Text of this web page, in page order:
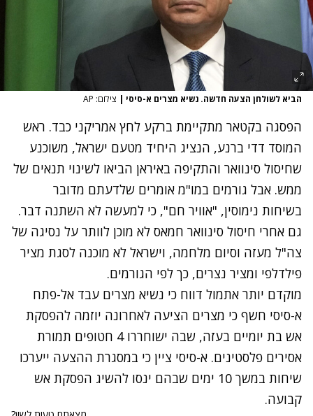
הביא לשולחן הצעה חדשה. נשיא מצרים א-סיסי | צילום: AP
הפסגה בקטאר מתקיימת ברקע לחץ אמריקני כבד. ראש
המוסד דדי ברנע, הנציג היחיד מטעם ישראל, משוכנע
שחיסול סינוואר והתקיפה באיראן הביאו לשינוי תנאים של
ממש. אבל גורמים במו"מ אומרים שלדעתם מדובר
בשיחות נימוסין, "אוויר חם", כי למעשה לא השתנה דבר.
גם אחרי חיסול סינוואר חמאס לא מוכן לוותר על נסיגה של
צה"ל מעזה וסיום מלחמה, וישראל לא מוכנה לסגת מציר
פילדלפי ומציר נצרים, כך לפי הגורמים.
מוקדם יותר אתמול דווח כי נשיא מצרים עבד אל-פתח
א-סיסי חשף כי מצרים הציעה לאחרונה יוזמה להפסקת
אש
בת יומיים בעזה, שבה ישוחררו 4 חטופים תמורת
אסירים פלסטינים. א-סיסי ציין כי במסגרת ההצעה ייערכו
שיחות במשך 10 ימים שבהם ינסו להשיג הפסקת אש
קבועה.